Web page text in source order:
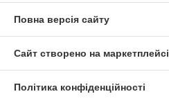
Повна версія сайту
Сайт створено на маркетплейсі
Політика конфіденційності